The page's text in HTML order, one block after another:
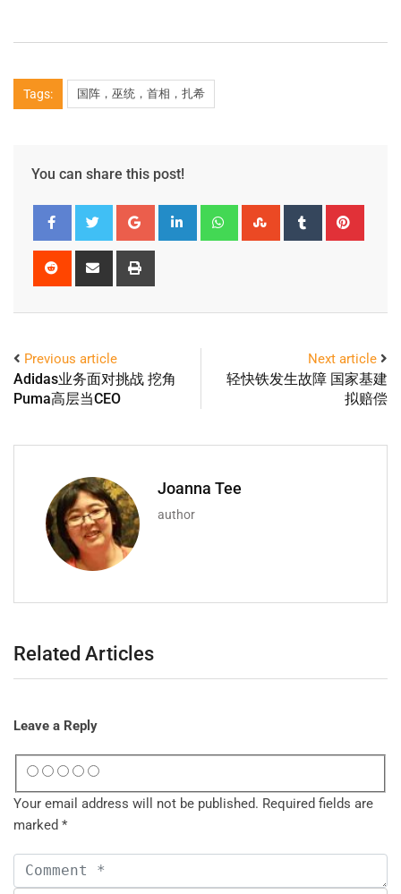
Tags: 国阵，巫统，首相，扎希
You can share this post!
Previous article
Adidas业务面对挑战 挖角
Puma高层当CEO
Next article
轻快铁发生故障 国家基建
拟赔偿
Joanna Tee
author
Related Articles
Leave a Reply
Your email address will not be published. Required fields are
marked *